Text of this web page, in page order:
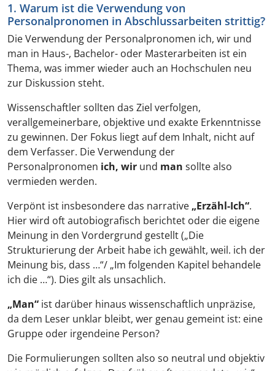
1. Warum ist die Verwendung von
Personalpronomen in Abschlussarbeiten strittig?
Die Verwendung der Personalpronomen ich, wir und
man in Haus-, Bachelor- oder Masterarbeiten ist ein
Thema, was immer wieder auch an Hochschulen neu
zur Diskussion steht.
Wissenschaftler sollten das Ziel verfolgen,
verallgemeinerbare, objektive und exakte Erkenntnisse
zu gewinnen. Der Fokus liegt auf dem Inhalt, nicht auf
dem Verfasser. Die Verwendung der
Personalpronomen ich, wir und man sollte also
vermieden werden.
Verpönt ist insbesondere das narrative „Erzähl-Ich“.
Hier wird oft autobiografisch berichtet oder die eigene
Meinung in den Vordergrund gestellt („Die
Strukturierung der Arbeit habe ich gewählt, weil. ich der
Meinung bis, dass …“/ „Im folgenden Kapitel behandele
ich die …“). Dies gilt als unsachlich.
„Man“ ist darüber hinaus wissenschaftlich unpräzise,
da dem Leser unklar bleibt, wer genau gemeint ist: eine
Gruppe oder irgendeine Person?
Die Formulierungen sollten also so neutral und objektiv